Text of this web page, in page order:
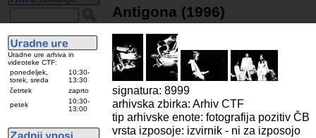
Uradne ure arhiva in
videoteke CTF:
ponedeljek,
torek, sreda
10:30-
13:30
četrtek
zaprto
petek
10:30-
13:00
Antigona (1996)
signatura: 8999
arhivska zbirka: Arhiv CTF
tip arhivske enote: fotografija pozitiv ČB
vrsta izposoje: izvirnik - ni za izposojo